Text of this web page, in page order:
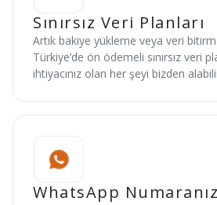
Sınırsız Veri Planları
Artık bakiye yükleme veya veri
Türkiye’de ön ödemeli sınırsız veri
ihtiyacınız olan her şeyi bizden
WhatsApp